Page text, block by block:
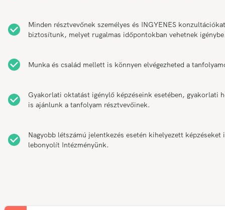
Minden résztvevőnek személyes és INGYENES konzultációkat
biztosítunk, melyet rugalmas időpontokban vehetnek
Munka és család mellett is könnyen elvégezheted a
Gyakorlati oktatást igénylő képzéseink esetében, gyakorlati
is ajánlunk a tanfolyam résztvevőinek.
Nagyobb létszámú jelentkezés esetén kihelyezett képzéseket
lebonyolít Intézményünk.